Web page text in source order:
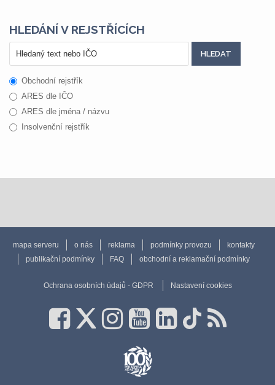
HLEDÁNÍ V REJSTŘÍCÍCH
Obchodní rejstřík
ARES dle IČO
ARES dle jména / názvu
Insolvenční rejstřík
mapa serveru o nás reklama podmínky provozu
kontakty
publikační podmínky
FAQ obchodní a reklamační podmínky
Ochrana osobních údajů - GDPR Nastavení cookies